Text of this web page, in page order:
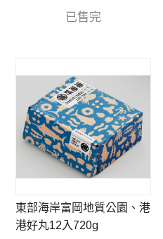
已售完
東部海岸富岡地質公園、港
港好丸12入720g